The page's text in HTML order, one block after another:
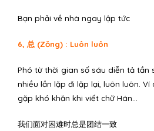
Bạn phải về nhà ngay lập tức
6, 总 (Zǒng) : Luôn luôn
Phó từ thời gian số sáu diễn tả tần
nhiều lần lặp đi lặp lại, luôn luôn.
gặp khó khăn khi viết chữ Hán…
我们面对困难时总是团结一致